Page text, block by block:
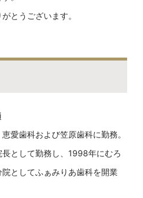
とうございます。
愛歯科および笠原歯科に勤務。
として勤務し、1998年にむろ
としてふぁみりあ歯科を開業